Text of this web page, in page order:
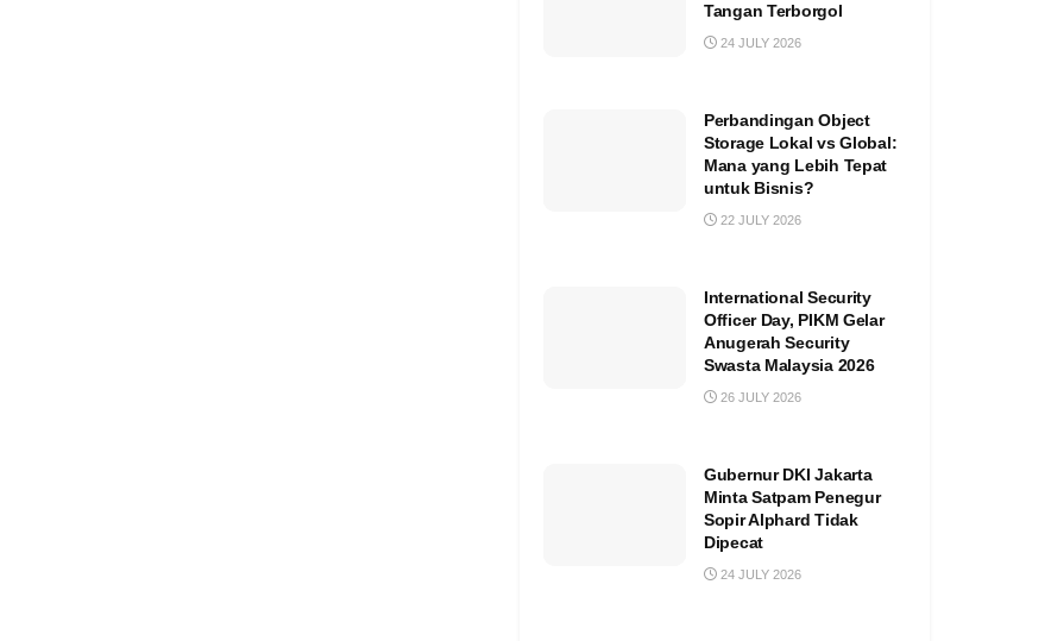
Tangan Terborgol
24 JULY 2026
Perbandingan Object
Storage Lokal vs Global:
Mana yang Lebih Tepat
untuk Bisnis?
22 JULY 2026
International Security
Officer Day, PIKM Gelar
Anugerah Security
Swasta Malaysia 2026
26 JULY 2026
Gubernur DKI Jakarta
Minta Satpam Penegur
Sopir Alphard Tidak
Dipecat
24 JULY 2026